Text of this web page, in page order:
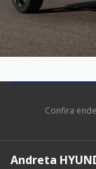
Confira
Andreta